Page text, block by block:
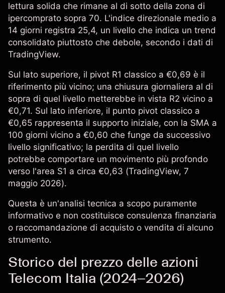
lettura solida che rimane al di sotto della zona di
ipercomprato sopra 70. L'indice direzionale medio a
14 giorni registra 25,4, un livello che indica un trend
consolidato piuttosto che debole, secondo i dati di
TradingView.
Sul lato superiore, il pivot R1 classico a €0,69 è il
riferimento più vicino; una chiusura giornaliera al di
sopra di quel livello metterebbe in vista R2 vicino a
€0,71. Sul lato inferiore, il punto pivot classico a
€0,65 rappresenta il supporto iniziale, con la SMA a
100 giorni vicino a €0,60 che funge da successivo
livello significativo; la perdita di quel livello
potrebbe comportare un movimento più profondo
verso l'area S1 a circa €0,63 (TradingView, 7
maggio 2026).
Questa è un'analisi tecnica a scopo puramente
informativo e non costituisce consulenza finanziaria
o raccomandazione di acquisto o vendita di alcuno
strumento.
Storico del prezzo delle azioni
Telecom Italia (2024–2026)